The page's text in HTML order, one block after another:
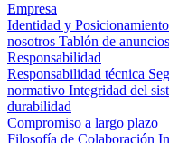
Empresa
Identidad y Posicionamiento
nosotros Tablón de anuncios
Responsabilidad
Responsabilidad técnica
normativo Integridad del
durabilidad
Compromiso a largo plazo
Filosofía de Colaboración